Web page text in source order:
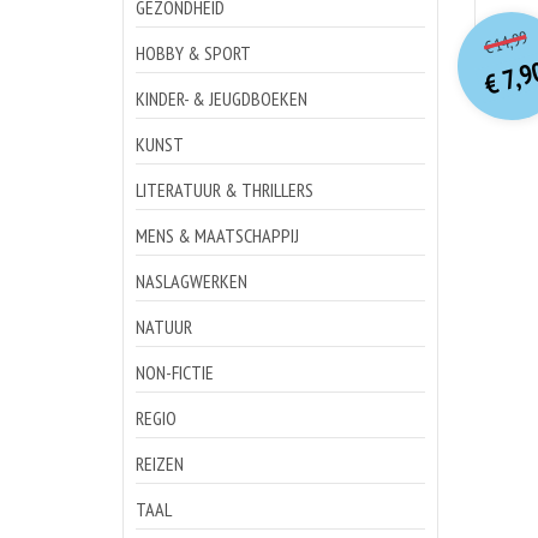
GEZONDHEID
HOBBY & SPORT
KINDER- & JEUGDBOEKEN
KUNST
LITERATUUR & THRILLERS
MENS & MAATSCHAPPIJ
NASLAGWERKEN
NATUUR
NON-FICTIE
REGIO
REIZEN
TAAL
€14,99
€